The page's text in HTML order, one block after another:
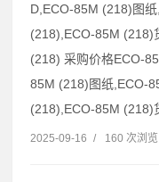
D,ECO-85M (218)图
(218),ECO-85M (218)
(218) 采购价格ECO-
85M (218)图纸,ECO-
(218),ECO-85M (218)
2025-09-16 / 160 次浏览